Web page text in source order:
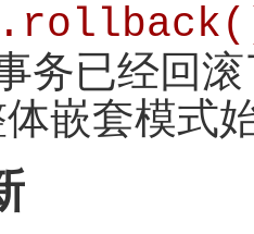
务已经回
嵌套模式